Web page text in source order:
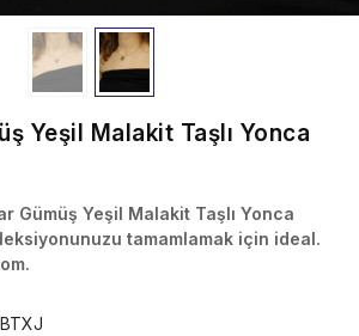
Yeşil Malakit Taşlı Yonca
Gümüş Yeşil Malakit Taşlı Yonca
tamamlamak için ideal.